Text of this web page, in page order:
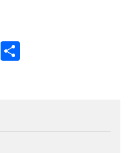
VK